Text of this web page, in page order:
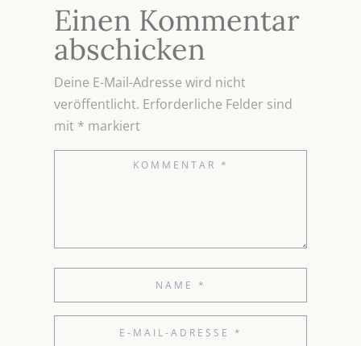
Einen Kommentar
abschicken
Deine E-Mail-Adresse wird nicht
veröffentlicht. Erforderliche Felder sind
mit * markiert